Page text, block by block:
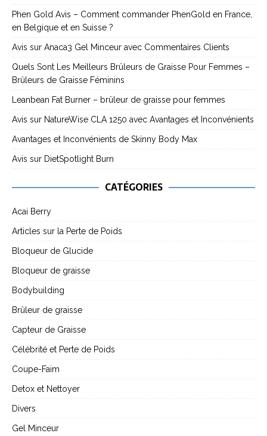
Phen Gold Avis – Comment commander PhenGold en France,
en Belgique et en Suisse ?
Avis sur Anaca3 Gel Minceur avec Commentaires Clients
Quels Sont Les Meilleurs Brûleurs de Graisse Pour Femmes –
Brûleurs de Graisse Féminins
Leanbean Fat Burner – brûleur de graisse pour femmes
Avis sur NatureWise CLA 1250 avec Avantages et Inconvénients
Avantages et Inconvénients de Skinny Body Max
Avis sur DietSpotlight Burn
CATÉGORIES
Acai Berry
Articles sur la Perte de Poids
Bloqueur de Glucide
Bloqueur de graisse
Bodybuilding
Brûleur de graisse
Capteur de Graisse
Célébrité et Perte de Poids
Coupe-Faim
Detox et Nettoyer
Divers
Gel Minceur